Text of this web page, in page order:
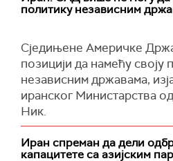
реке Литани, која је већ
обухваћена општим
Портпарол ИДФ-а Авичај
одлука донета због, како
поновљених напада
трупе упркос постојећем
"С обзиром на кршење
ватре од стране
политику независним
Сједињене Америчке
позицији да намећу своју
независним државама,
иранског Министарства
Ник.
Говорећи по доласку у
министара одбране
Иран спреман да дели
капацитете са азијским